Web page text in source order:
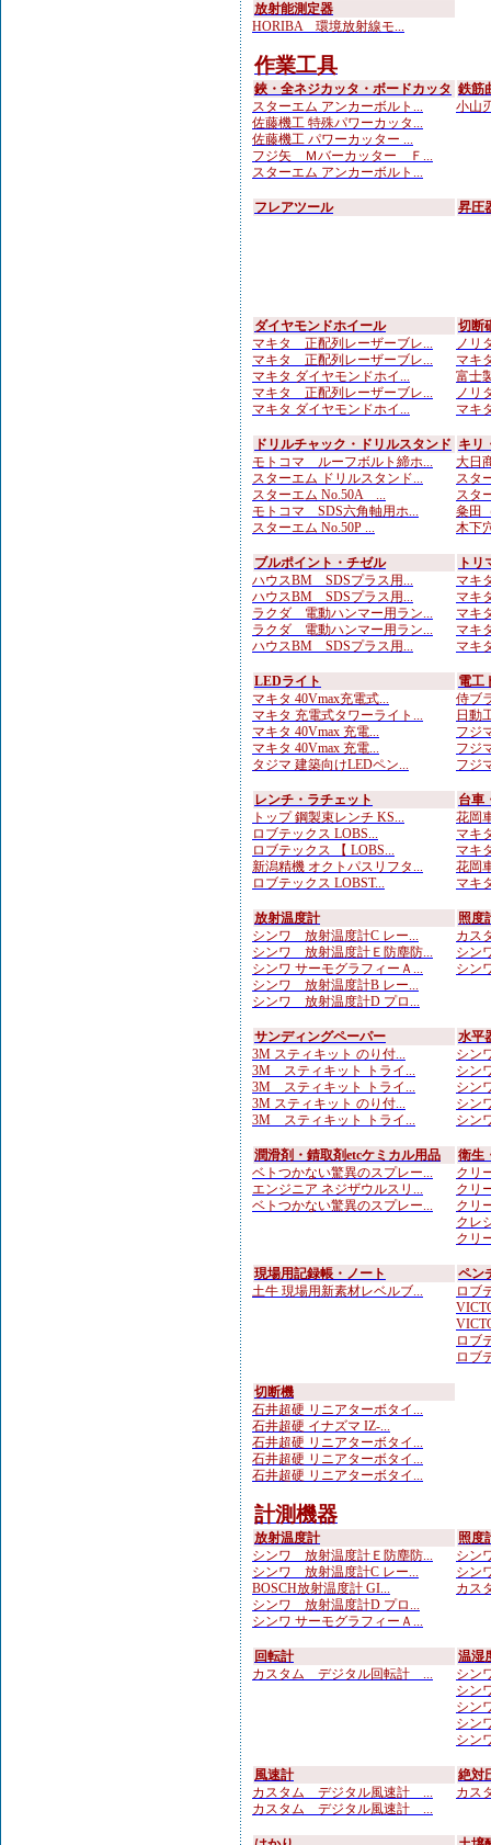
放射能測定器
HORIBA 環境放射線モ...
作業工具
鋏・全ネジカッタ・ボードカッタ
スターエム アンカーボルト...
佐藤機工 特殊パワーカッタ...
佐藤機工 パワーカッター ...
フジ矢 Ｍバーカッター Ｆ...
スターエム アンカーボルト...
鉄筋
小山
フレアツール 昇圧
ダイヤモンドホイール
マキタ 正配列レーザーブレ...
マキタ 正配列レーザーブレ...
マキタ ダイヤモンドホイ...
マキタ 正配列レーザーブレ...
マキタ ダイヤモンドホイ...
切断
ノリ
マキ
富士
ノリ
マキ
ドリルチャック・ドリルスタンド
モトコマ ルーフボルト締ホ...
スターエム ドリルスタンド...
スターエム No.50A ...
モトコマ SDS六角軸用ホ...
スターエム No.50P ...
キリ
大日
スタ
スタ
粂田
木下
ブルポイント・チゼル
ハウスBM SDSプラス用...
ハウスBM SDSプラス用...
ラクダ 電動ハンマー用ラン...
ラクダ 電動ハンマー用ラン...
ハウスBM SDSプラス用...
ト
マキ
マキ
マキ
マキ
マキ
LEDライト
マキタ 40Vmax充電式...
マキタ 充電式タワーライト...
マキタ 40Vmax 充電...
マキタ 40Vmax 充電...
タジマ 建築向けLEDペン...
電工
侍ブ
日動
フジ
フジ
フジ
レンチ・ラチェット
トップ 鋼製束レンチ KS...
ロブテックス LOBS...
ロブテックス 【 LOBS...
新潟精機 オクトパスリフタ...
ロブテックス LOBST...
台車
花岡
マキ
マキ
花岡
マキ
放射温度計
シンワ 放射温度計C レー...
シンワ 放射温度計Ｅ防塵防...
シンワ サーモグラフィーＡ...
シンワ 放射温度計B レー...
シンワ 放射温度計D プロ...
照度
カス
シン
シン
サンディングペーパー
3M スティキット のり付...
3M スティキット トライ...
3M スティキット トライ...
3M スティキット のり付...
3M スティキット トライ...
水平
シン
シン
シン
シン
シン
潤滑剤・錆取剤etcケミカル用品
ベトつかない驚異のスプレー...
エンジニア ネジザウルスリ...
ベトつかない驚異のスプレー...
衛生
クリ
クリ
クリ
クレ
クリ
現場用記録帳・ノート
土牛 現場用新素材レベルブ...
ペン
ロブ
ロブ
ロブ
切断機
石井超硬 リニアターボタイ...
石井超硬 イナズマ IZ-...
石井超硬 リニアターボタイ...
石井超硬 リニアターボタイ...
石井超硬 リニアターボタイ...
計測機器
放射温度計
シンワ 放射温度計Ｅ防塵防...
シンワ 放射温度計C レー...
BOSCH放射温度計 GI...
シンワ 放射温度計D プロ...
シンワ サーモグラフィーＡ...
照度
シン
シン
カス
回転計
カスタム デジタル回転計 ...
温湿
シン
シン
シン
シン
シン
風速計
カスタム デジタル風速計 ...
カスタム デジタル風速計 ...
絶対
カス